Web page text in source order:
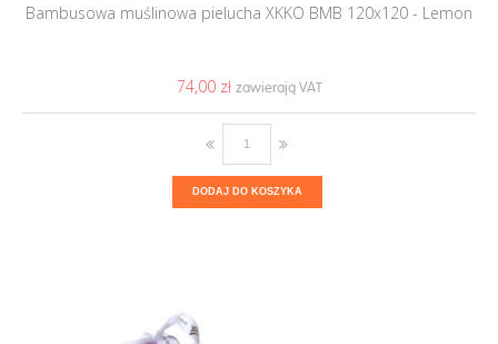
Bambusowa muślinowa pielucha XKKO BMB 120x120 - Lemon
74,00 ‎zł
DODAJ DO KOSZYKA